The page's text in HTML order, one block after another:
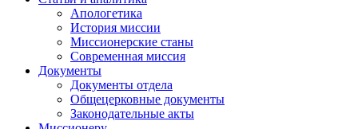
Апологетика
История миссии
Миссионерские станы
Современная миссия
Документы
Документы отдела
Общецерковные документы
Законодательные акты